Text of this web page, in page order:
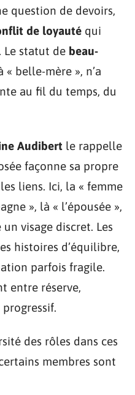
question de devoirs,
de loyauté qui
Le statut de beau-
« belle-mère », n’a
au fil du temps, du
Audibert le rappelle
façonne sa propre
liens. Ici, la « femme
», là « l’épousée »,
visage discret. Les
histoires d’équilibre,
parfois fragile.
entre réserve,
des rôles dans ces
membres sont